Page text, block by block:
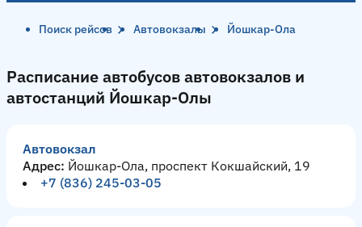
Поиск рейсов Автовокзалы Йошкар-Ола
Расписание автобусов автовокзалов и
автостанций Йошкар-Олы
Автовокзал
Адрес: Йошкар-Ола, проспект Кокшайский, 19
+7 (836) 245-03-05